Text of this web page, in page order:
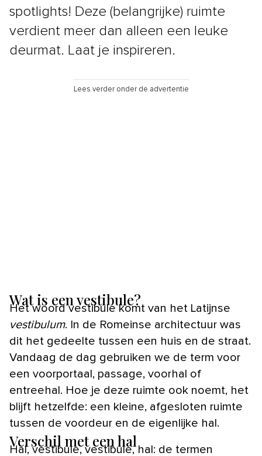
spotlights! Deze (belangrijke) ruimte
verdient meer dan alleen een leuke
deurmat. Laat je inspireren.
Lees verder onder de advertentie
Wat is een vestibule?
Het woord vestibule komt van het Latijnse
vestibulum. In de Romeinse architectuur was
dit het gedeelte tussen een huis en de straat.
Vandaag de dag gebruiken we de term voor
een voorportaal, passage, voorhal of
entreehal. Hoe je deze ruimte ook noemt, het
blijft hetzelfde: een kleine, afgesloten ruimte
tussen de voordeur en de eigenlijke hal.
Verschil met een hal
Hal, vestibule, vestibule, hal: de termen